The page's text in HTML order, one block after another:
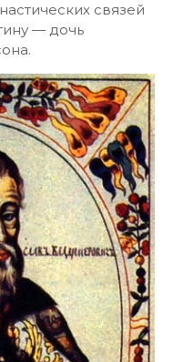
связей
— дочь